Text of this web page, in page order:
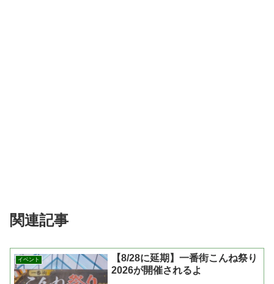
関連記事
イベント
【8/28に延期】一番街こんね祭り
2026が開催されるよ